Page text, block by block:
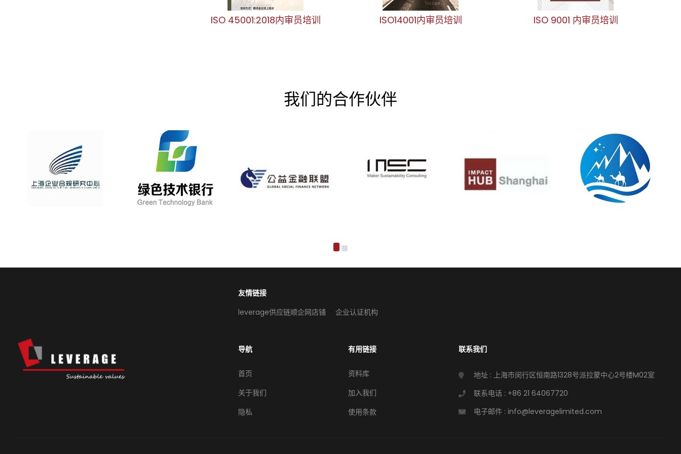
ISO 45001:2018内审员培训 ISO14001内审员培训 ISO 9001 内审员培训
我们的合作伙伴
友情链接
leverage供应链顺企网店铺
企业认证机构
导航
首页
关于我们
隐私
有用链接
资料库
加入我们
使用条款
联系我们
地址 : 上海市闵行区恒南路1328号派拉蒙中心2号楼M02室
联系电话 : +86 21 64067720
电子邮件 : info@leveragelimited.com